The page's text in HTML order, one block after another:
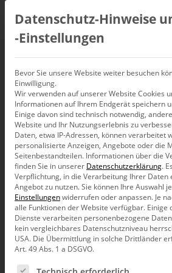
Neuer
für Bissantz-
In der Zusammenarbeit mit unseren
Wert auf Kompetenz in Sachen
und ein hohes Niveau bei der
unserer Lösungen. Das spiegelt sich
Bissantz-Partnerprogramm wider:
intensive Ausbildung und
vertiefen. Diesen Prozess haben wir
Datenschutz-Hinweise
‑Einstellungen
Bevor Sie unsere Website weiter besuchen
Einwilligung.
Wir verwenden auf unserer Website Cookies
Informationen auf Ihrem Endgerät speichern
Einige davon sind technisch notwendig,
Website und Ihr Nutzungserlebnis zu
Daten, etwa IP-Adressen, können verarbeitet
personalisierte Anzeigen, Angebote oder die
Seitenbestandteilen. Informationen über die
finden Sie in unserer Datenschutzerklärung.
Verpflichtung, in die Verarbeitung Ihrer Daten
Angebot zu nutzen.Sie können Ihre Auswahl
Einstellungenwiderrufen oder anpassen. Je
alle Funktionen der Website verfügbar. Einige
Dienste verarbeiten personenbezogene
kein vergleichbares Datenschutzniveau
USA. Die Übermittlung in solche Drittländer
Art. 49 Abs. 1 a DSGVO.
Es folgt eine Liste der Service-